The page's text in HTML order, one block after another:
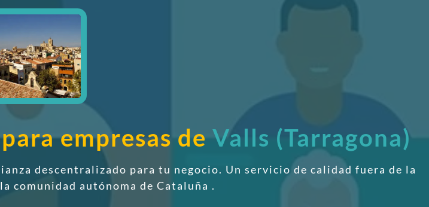
empresas deValls (Tarragona)
descentralizado para tu negocio. Un servicio de calidad fuera de la
comunidad autónoma de Cataluña .